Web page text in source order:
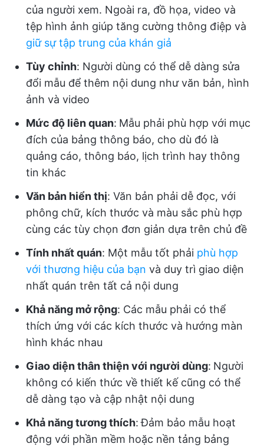
của người xem. Ngoài ra, đồ họa, video và
tệp hình ảnh giúp tăng cường thông điệp và
giữ sự tập trung của khán giả
Tùy chỉnh: Người dùng có thể dễ dàng sửa
đổi mẫu để thêm nội dung như văn bản, hình
ảnh và video
Mức độ liên quan: Mẫu phải phù hợp với mục
đích của bảng thông báo, cho dù đó là
quảng cáo, thông báo, lịch trình hay thông
tin khác
Văn bản hiển thị: Văn bản phải dễ đọc, với
phông chữ, kích thước và màu sắc phù hợp
cùng các tùy chọn đơn giản dựa trên chủ đề
Tính nhất quán: Một mẫu tốt phải phù hợp
với thương hiệu của bạn và duy trì giao diện
nhất quán trên tất cả nội dung
Khả năng mở rộng: Các mẫu phải có thể
thích ứng với các kích thước và hướng màn
hình khác nhau
Giao diện thân thiện với người dùng: Người
không có kiến thức về thiết kế cũng có thể
dễ dàng tạo và cập nhật nội dung
Khả năng tương thích: Đảm bảo mẫu hoạt
động với phần mềm hoặc nền tảng bảng